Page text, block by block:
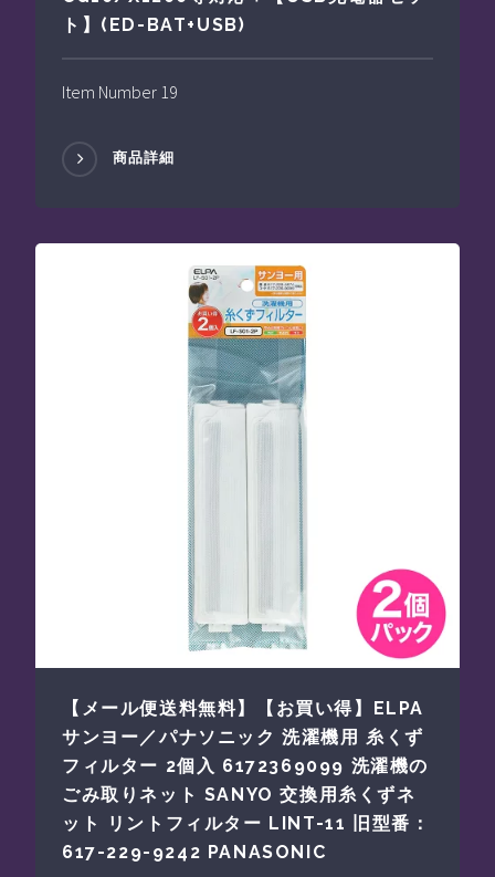
ト】(ED-BAT+USB)
Item Number 19
商品詳細
【メール便送料無料】【お買い得】ELPA
サンヨー／パナソニック 洗濯機用 糸くず
フィルター 2個入 6172369099 洗濯機の
ごみ取りネット SANYO 交換用糸くずネ
ット リントフィルター LINT-11 旧型番：
617-229-9242 PANASONIC